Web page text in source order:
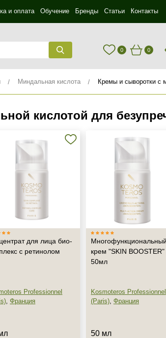
и оплата Обучение Бренды Статьи Контакты
0 0
Миндальная кислота Кремы и сыворотки с
кислотой для
для лица био-
с ретинолом
Professionnel
, Франция
Многофункциональный
крем "SKIN BOOSTER"
50мл
Kosmoteros Professionnel
(Paris), Франция
50 мл